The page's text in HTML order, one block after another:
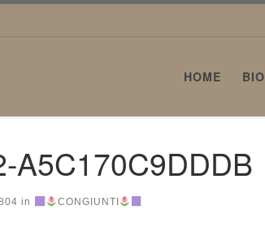
HOME BIO
A5C170C9DDDB
in CONGIUNTI